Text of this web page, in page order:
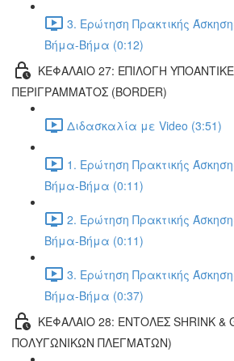
3. Ερώτηση Πρακτικής
Βήμα-Βήμα (0:12)
ΚΕΦΑΛΑΙΟ 27: ΕΠΙΛΟΓΗ
ΠΕΡΙΓΡΑΜΜΑΤΟΣ (BORDER)
Διδασκαλία με Video (3:51)
1. Ερώτηση Πρακτικής
Βήμα-Βήμα (0:11)
2. Ερώτηση Πρακτικής
Βήμα-Βήμα (0:11)
3. Ερώτηση Πρακτικής
Βήμα-Βήμα (0:37)
ΚΕΦΑΛΑΙΟ 28: ΕΝΤΟΛΕΣ SHRINK &
ΠΟΛΥΓΩΝΙΚΩΝ ΠΛΕΓΜΑΤΩΝ)